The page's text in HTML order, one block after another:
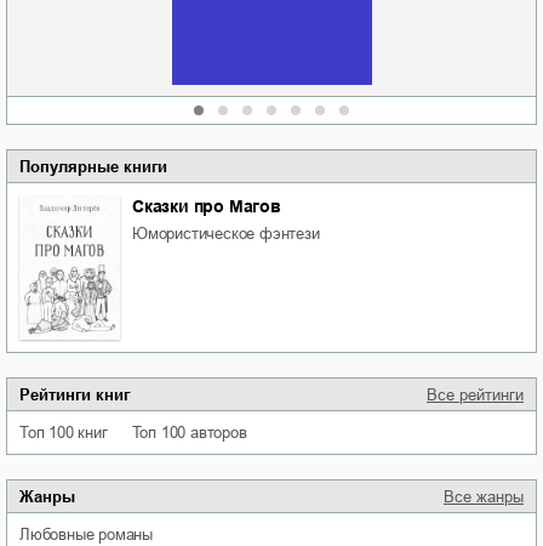
Популярные книги
Сказки про Магов
юмористическое фэнтези
Рейтинги книг Все рейтинги
Топ 100 книг Топ 100 авторов
Жанры Все жанры
любовные романы